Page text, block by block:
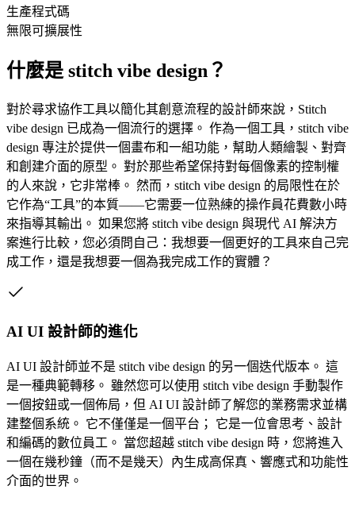
生產程式碼
無限可擴展性
什麼是 stitch vibe design？
對於尋求協作工具以簡化其創意流程的設計師來說，Stitch
vibe design 已成為一個流行的選擇。 作為一個工具，stitch vibe
design 專注於提供一個畫布和一組功能，幫助人類繪製、對齊
和創建介面的原型。 對於那些希望保持對每個像素的控制權
的人來說，它非常棒。 然而，stitch vibe design 的局限性在於
它作為“工具”的本質——它需要一位熟練的操作員花費數小時
來指導其輸出。 如果您將 stitch vibe design 與現代 AI 解決方
案進行比較，您必須問自己：我想要一個更好的工具來自己完
成工作，還是我想要一個為我完成工作的實體？
AI UI 設計師的進化
AI UI 設計師並不是 stitch vibe design 的另一個迭代版本。 這
是一種典範轉移。 雖然您可以使用 stitch vibe design 手動製作
一個按鈕或一個佈局，但 AI UI 設計師了解您的業務需求並構
建整個系統。 它不僅僅是一個平台； 它是一位會思考、設計
和編碼的數位員工。 當您超越 stitch vibe design 時，您將進入
一個在幾秒鐘（而不是幾天）內生成高保真、響應式和功能性
介面的世界。